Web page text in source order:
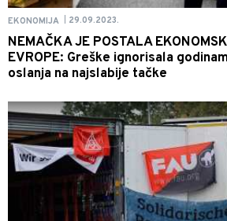
EKONOMIJA 29.09.2023.
NEMAČKA JE POSTALA
EVROPE: Greške ignorisala
oslanja na najslabije tačke